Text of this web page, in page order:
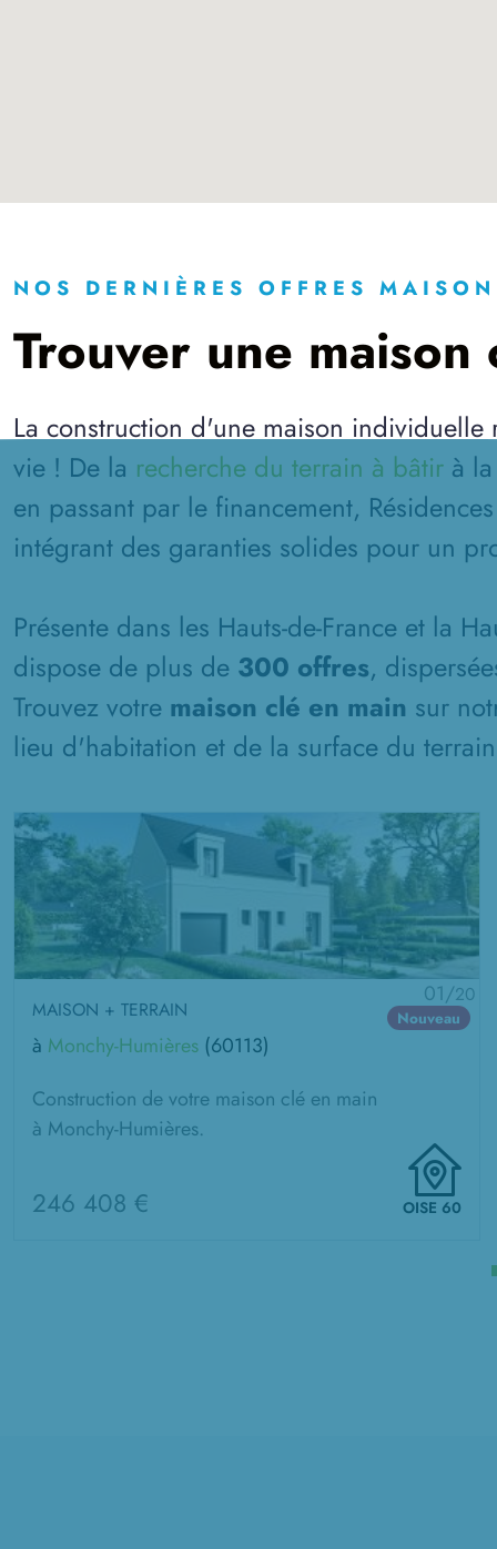
NOS DERNIÈRES OFFRES
Trouver une maison
La construction d'une maison
vie ! De la recherche du terrain à bâtir à
en passant par le financement,
intégrant des garanties solides pour un
Présente dans les Hauts-de-France et la
dispose de plus de 300 offres,
Trouvez votre maison clé en main sur
lieu d'habitation et de la surface du
01/20
Nouveau
MAISON + TERRAIN
à Monchy-Humières (60113)
Construction de votre maison clé en main
à Monchy-Humières.
246 408 € OISE 60